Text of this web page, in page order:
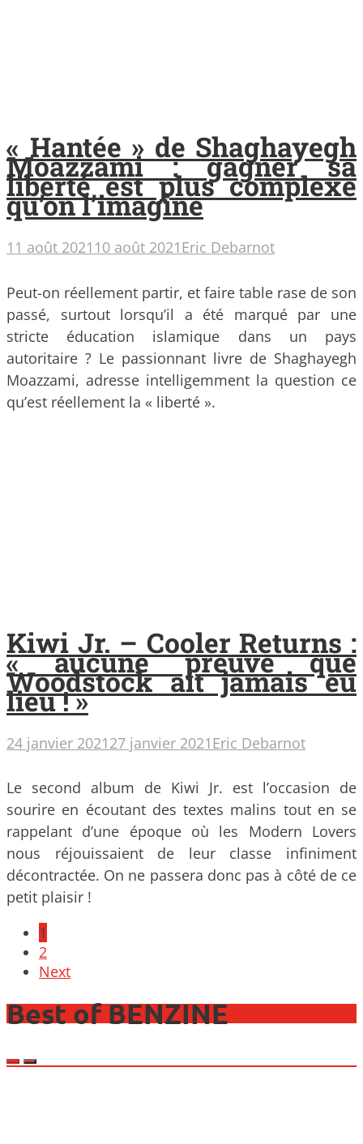
« Hantée » de Shaghayegh
Moazzami : gagner sa
liberté est plus complexe
qu’on l’imagine
11 août 2021 10 août 2021 Eric Debarnot
Peut-on réellement partir, et faire table rase de son
passé, surtout lorsqu’il a été marqué par une
stricte éducation islamique dans un pays
autoritaire ? Le passionnant livre de Shaghayegh
Moazzami, adresse intelligemment la question ce
qu’est réellement la « liberté ».
Kiwi Jr. – Cooler Returns :
« aucune preuve que
Woodstock ait jamais eu
lieu ! »
24 janvier 202127 janvier 2021 Eric Debarnot
Le second album de Kiwi Jr. est l’occasion de
sourire en écoutant des textes malins tout en se
rappelant d’une époque où les Modern Lovers
nous réjouissaient de leur classe infiniment
décontractée. On ne passera donc pas à côté de ce
petit plaisir !
Posts
navigation
1
2
Next
Best of BENZINE